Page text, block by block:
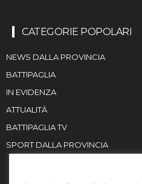
CATEGORIE POPOLARI
NEWS DALLA PROVINCIA
BATTIPAGLIA
IN EVIDENZA
ATTUALITÀ
BATTIPAGLIA TV
SPORT DALLA PROVINCIA